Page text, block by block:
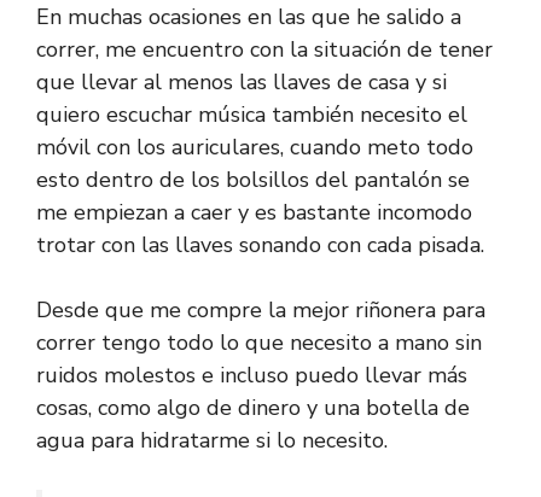
En muchas ocasiones en las que he salido a
correr, me encuentro con la situación de tener
que llevar al menos las llaves de casa y si
quiero escuchar música también necesito el
móvil con los auriculares, cuando meto todo
esto dentro de los bolsillos del pantalón se
me empiezan a caer y es bastante incomodo
trotar con las llaves sonando con cada pisada.
Desde que me compre la mejor riñonera para
correr tengo todo lo que necesito a mano sin
ruidos molestos e incluso puedo llevar más
cosas, como algo de dinero y una botella de
agua para hidratarme si lo necesito.